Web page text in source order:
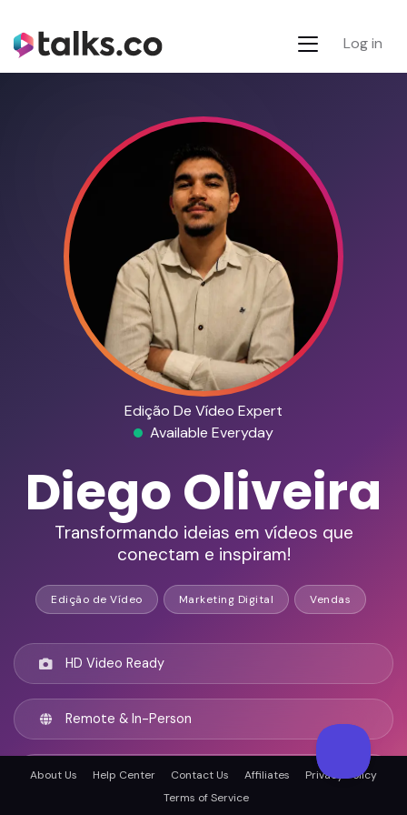
Log in
Edição De Vídeo Expert
Available Everyday
Diego Oliveira
Transformando ideias em vídeos que
conectam e inspiram!
Edição de Vídeo Marketing Digital Vendas
HD Video Ready
Remote & In-Person
São Paulo, Brazil
About Us Help Center Contact Us Affiliates
Privacy Policy
Terms of Service